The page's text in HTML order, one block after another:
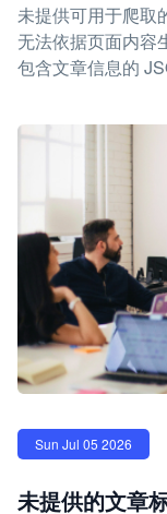
未提供可用于爬取
无法依据页面内容
包含文章信息的
Sun Jul 05 2026
未提供的文章